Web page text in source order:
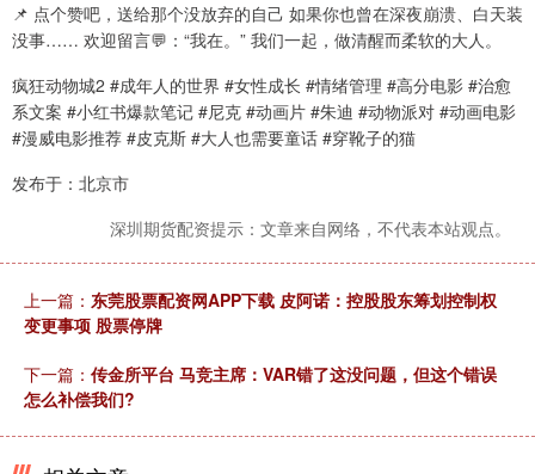
📌 点个赞吧，送给那个没放弃的自己 如果你也曾在深夜崩溃、白天装
没事…… 欢迎留言💬：“我在。” 我们一起，做清醒而柔软的大人。
疯狂动物城2 #成年人的世界 #女性成长 #情绪管理 #高分电影 #治愈
系文案 #小红书爆款笔记 #尼克 #动画片 #朱迪 #动物派对 #动画电影
#漫威电影推荐 #皮克斯 #大人也需要童话 #穿靴子的猫
发布于：北京市
深圳期货配资提示：文章来自网络，不代表本站观点。
上一篇： 东莞股票配资网APP下载 皮阿诺：控股股东筹划控制权
变更事项 股票停牌
下一篇： 传金所平台 马竞主席：VAR错了这没问题，但这个错误
怎么补偿我们?